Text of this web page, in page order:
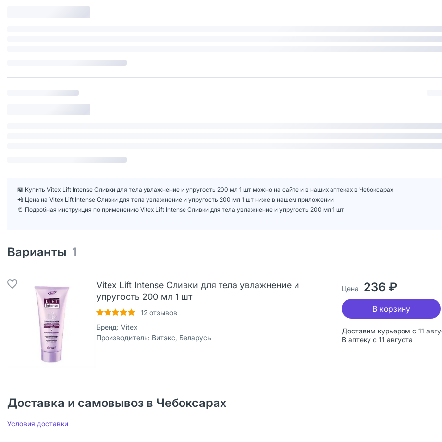
🏪 Купить Vitex Lift Intense Сливки для тела увлажнение и упругость 200 мл 1 шт можно на сайте и в наших аптеках в Чебоксарах
📲 Цена на Vitex Lift Intense Сливки для тела увлажнение и упругость 200 мл 1 шт ниже в нашем приложении
📒 Подробная инструкция по применению Vitex Lift Intense Сливки для тела увлажнение и упругость 200 мл 1 шт
Варианты 1
Vitex Lift Intense Сливки для тела увлажнение и
упругость 200 мл 1 шт
12 отзывов
Бренд: Vitex
Производитель: Витэкс, Беларусь
Доставим курьером с 11
В аптеку с 11 августа
Цена 236 ₽
В корзину
Доставка и самовывоз в Чебоксарах
Условия доставки